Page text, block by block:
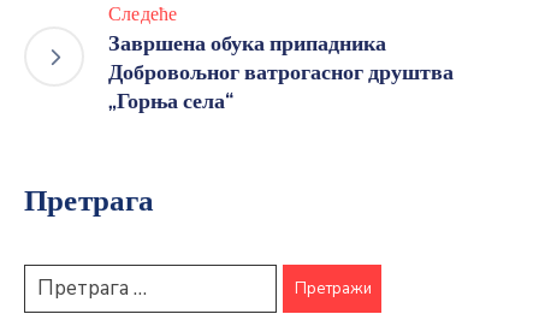
Следеће
Завршена обука припадника
Добровољног ватрогасног друштва
„Горња села“
Претрага